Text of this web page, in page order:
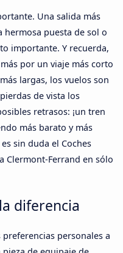
Una salida más
puesta de sol o
importante. Y recuerda,
por un viaje más corto
largas, los vuelos son
de vista los
retrasos: ¡un tren
más barato y más
sin duda el Coches
Clermont-Ferrand en sólo
diferencia
personales a